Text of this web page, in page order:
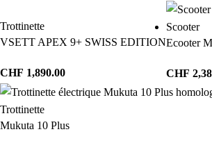
Trottinette
VSETT APEX 9+ SWISS EDITION
CHF 1,890.00
Scooter
Ecooter
CHF
Trottinette
Mukuta 10 Plus